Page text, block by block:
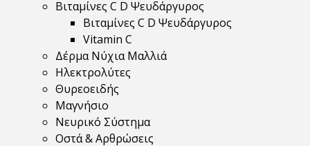
Βιταμίνες C D Ψευδάργυρος
Βιταμίνες C D Ψευδάργυρος
Vitamin C
Δέρμα Νύχια Μαλλιά
Ηλεκτρολύτες
Θυρεοειδής
Μαγνήσιο
Νευρικό Σύστημα
Οστά & Αρθρώσεις